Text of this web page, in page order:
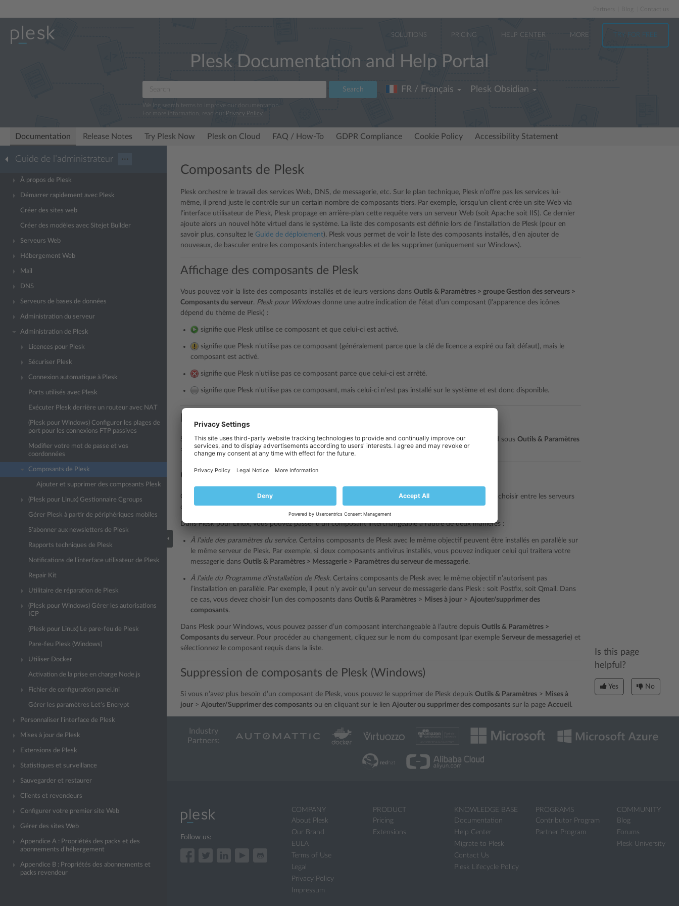
Partners
SOLUTIONS PRICING HELP CENTER MORE TRY FOR FREE
Plesk Documentation and Help Portal
Search
We log search terms to improve our documentation.
For more information, read our Privacy Policy
FR / Français Plesk Obsidian
Documentation Release Notes Try Plesk Now Plesk on Cloud FAQ / How-To GDPR Compliance Cookie Policy Accessibility Statement
Guide de l’administrateur ···
À propos de Plesk
Démarrer rapidement avec Plesk
Créer des sites web
Créer des modèles avec Sitejet Builder
Serveurs Web
Hébergement Web
Mail
DNS
Serveurs de bases de données
Administration du serveur
Administration de Plesk
Licences pour Plesk
Sécuriser Plesk
Connexion automatique à Plesk
Ports utilisés avec Plesk
Exécuter Plesk derrière un routeur avec NAT
(Plesk pour Windows) Configurer les plages de
port pour les connexions FTP passives
Modifier votre mot de passe et vos
coordonnées
Composants de Plesk
Ajouter et supprimer des composants Plesk
(Plesk pour Linux) Gestionnaire Cgroups
Gérer Plesk à partir de périphériques mobiles
S’abonner aux newsletters de Plesk
Rapports techniques de Plesk
Notifications de l’interface utilisateur de Plesk
Repair Kit
Utilitaire de réparation de Plesk
(Plesk pour Windows) Gérer les autorisations
ICP
(Plesk pour Linux) Le pare-feu de Plesk
Pare-feu Plesk (Windows)
Utiliser Docker
Activation de la prise en charge Node.js
Fichier de configuration panel.ini
Gérer les paramètres Let’s Encrypt
Personnaliser l’interface de Plesk
Mises à jour de Plesk
Extensions de Plesk
Statistiques et surveillance
Sauvegarder et restaurer
Clients et revendeurs
Configurer votre premier site Web
Gérer des sites Web
Appendice A : Propriétés des packs et des
abonnements d’hébergement
Appendice B : Propriétés des abonnements et
packs revendeur
Composants de Plesk
Plesk orchestre le travail des services Web, DNS, de messagerie, etc. Sur le plan technique, Plesk n’offre pas les services lui-
même, il prend juste le contrôle sur un certain nombre de composants tiers. Par exemple, lorsqu’un client crée un site Web via
l’interface utilisateur de Plesk, Plesk propage en arrière-plan cette requête vers un serveur Web (soit Apache soit IIS). Ce dernier
ajoute alors un nouvel hôte virtuel dans le système. La liste des composants est définie lors de l’installation de Plesk (pour en
savoir plus, consultez le Guide de déploiement). Plesk vous permet de voir la liste des composants installés, d’en ajouter de
nouveaux, de basculer entre les composants interchangeables et de les supprimer (uniquement sur Windows).
Affichage des composants de Plesk
Vous pouvez voir la liste des composants installés et de leurs versions dans Outils & Paramètres > groupe Gestion des serveurs >
Composants du serveur. Plesk pour Windowsdonne une autre indication de l’état d’un composant (l’apparence des icônes
dépend du thème de Plesk) :
signifie que Plesk utilise ce composant et que celui-ci est activé.
signifie que Plesk n’utilise pas ce composant (généralement parce que la clé de licence a expiré ou fait défaut), mais le
composant est activé.
signifie que Plesk n’utilise pas ce composant parce que celui-ci est arrêté.
signifie que Plesk n’utilise pas ce composant, mais celui-ci n’est pas installé sur le système et est donc disponible.
Si vous n’avez pas inclus de composant dans votre installation de Plesk, vous pouvez l’ajouter plus tard sous Outils & Paramètres
>
Mises à jour> Ajouter/Supprimer des composants.
Composants interchangeables
Certains composants de Plesk sont interchangeables. Par exemple, dans Plesk pour Linux vous pouvez choisir entre les serveurs
de messagerie Postfix et Qmail, etc.
Dans Plesk pour Linux, vous pouvez passer d’un composant interchangeable à l’autre de deux manières :
À l’aide des paramètres du service. Certains composants de Plesk avec le même objectif peuvent être installés en parallèle sur
le même serveur de Plesk. Par exemple, si deux composants antivirus installés, vous pouvez indiquer celui qui traitera votre
messagerie dans Outils & Paramètres > Messagerie > Paramètres du serveur de messagerie.
À l’aide du Programme d’installation de Plesk. Certains composants de Plesk avec le même objectif n’autorisent pas
l’installation en parallèle. Par exemple, il peut n’y avoir qu’un serveur de messagerie dans Plesk : soit Postfix, soit Qmail. Dans
ce cas, vous devez choisir l’un des composants dans Outils & Paramètres > Mises à jour > Ajouter/supprimer des
composants.
Dans Plesk pour Windows, vous pouvez passer d’un composant interchangeable à l’autre depuis Outils & Paramètres >
Composants du serveur. Pour procéder au changement, cliquez sur le nom du composant (par exemple Serveur de messagerie) et
sélectionnez le composant requis dans la liste.
Suppression de composants de Plesk (Windows)
Si vous n’avez plus besoin d’un composant de Plesk, vous pouvez le supprimer de Plesk depuis Outils & Paramètres > Mises à
jour > Ajouter/Supprimer des composants ou en cliquant sur le lien Ajouter ou supprimer des composants sur la page Accueil .
Is this page
helpful?
Yes No
Industry
Partners:
Follow us:
COMPANY
About Plesk
Our Brand
EULA
Terms of Use
Legal
Privacy Policy
Impressum
PRODUCT
Pricing
Extensions
KNOWLEDGE BASE
Documentation
Help Center
Migrate to Plesk
Contact Us
Plesk Lifecycle Policy
PROGRAMS
Contributor Program
Partner Program
COMMUNITY
Blog
Forums
Plesk University